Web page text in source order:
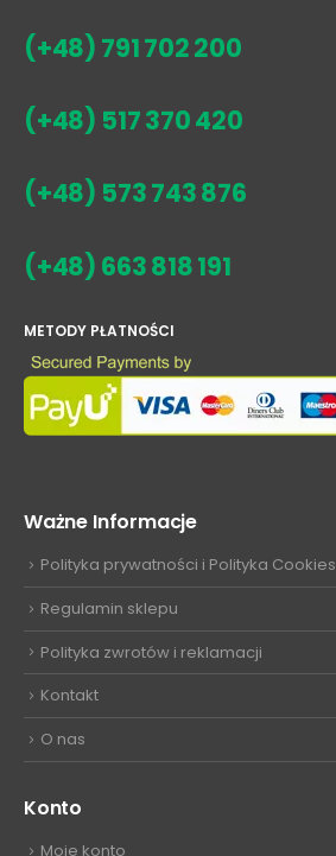
(+48) 791 702 200
(+48) 517 370 420
(+48) 573 743 876
(+48) 663 818 191
METODY PŁATNOŚCI
Ważne Informacje
Polityka prywatności i Polityka Cookies
Regulamin sklepu
Polityka zwrotów i reklamacji
Kontakt
O nas
Konto
Moje konto